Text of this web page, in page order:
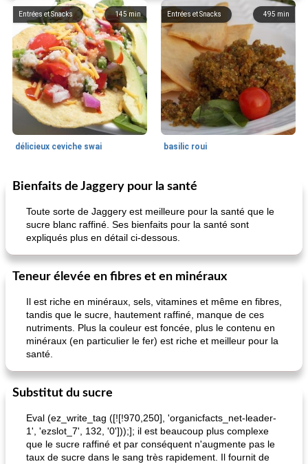
145 min
Entrées et Snacks
délicieux ceviche swai
495 min
Entrées et Snacks
basilic roui
65 min
Déjeuner / Snacks
pois chiches rôtis aux épices amandes au cheddar rôti
Bienfaits de Jaggery pour la santé
Toute sorte de Jaggery est meilleure pour la santé que le
sucre blanc raffiné. Ses bienfaits pour la santé sont
expliqués plus en détail ci-dessous.
Teneur élevée en fibres et en minéraux
Il est riche en minéraux, sels, vitamines et même en fibres,
tandis que le sucre, hautement raffiné, manque de ces
nutriments. Plus la couleur est foncée, plus le contenu en
minéraux (en particulier le fer) est riche et meilleur pour la
santé.
Substitut du sucre
Eval (ez_write_tag ([![!970,250], 'organicfacts_net-leader-
1', 'ezslot_7', 132, '0']));]; il est beaucoup plus complexe
que le sucre raffiné et par conséquent n'augmente pas le
taux de sucre dans le sang très rapidement. Il fournit de